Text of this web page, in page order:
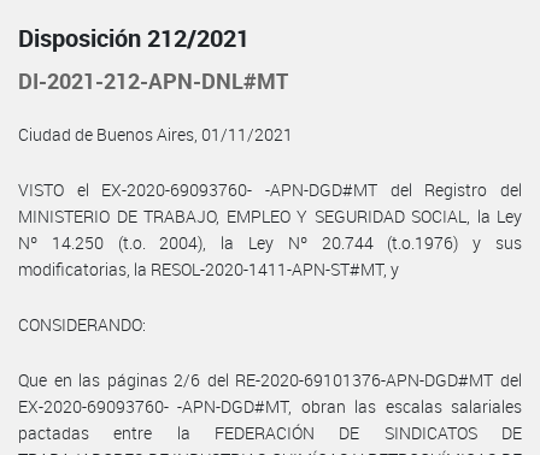
Disposición 212/2021
DI-2021-212-APN-DNL#MT
Ciudad de Buenos Aires, 01/11/2021
VISTO el EX-2020-69093760- -APN-DGD#MT del Registro del
MINISTERIO DE TRABAJO, EMPLEO Y SEGURIDAD SOCIAL, la Ley
Nº 14.250 (t.o. 2004), la Ley Nº 20.744 (t.o.1976) y sus
modificatorias, la RESOL-2020-1411-APN-ST#MT, y
CONSIDERANDO:
Que en las páginas 2/6 del RE-2020-69101376-APN-DGD#MT del
EX-2020-69093760- -APN-DGD#MT, obran las escalas salariales
pactadas entre la FEDERACIÓN DE SINDICATOS DE